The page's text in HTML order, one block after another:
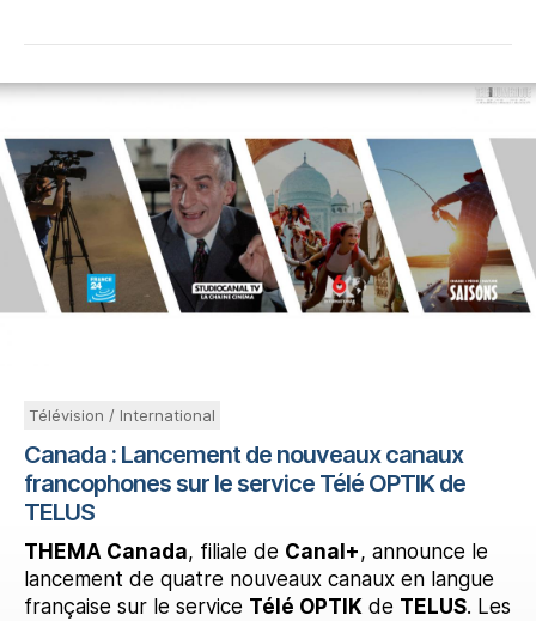
Télévision / International
Canada : Lancement de nouveaux canaux
francophones sur le service Télé OPTIK de
TELUS
THEMA Canada, filiale de Canal+, announce le
lancement de quatre nouveaux canaux en langue
française sur le service Télé OPTIK de TELUS. Les